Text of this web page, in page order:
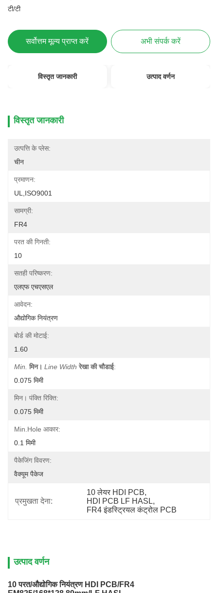
टी/टी
सर्वोत्तम मूल्य प्राप्त करें अभी संपर्क करें
विस्तृत जानकारी उत्पाद वर्णन
विस्तृत जानकारी
उत्पत्ति के प्लेस:
चीन
प्रमाणन:
UL,ISO9001
सामग्री:
FR4
परत की गिनती:
10
सतही परिष्करण:
एलएफ एचएसएल
आवेदन:
औद्योगिक नियंत्रण
बोर्ड की मोटाई:
1.60
Min. मिन। Line Width रेखा की चौडाई:
0.075 मिमी
मिन। पंक्ति रिक्ति:
0.075 मिमी
Min.Hole आकार:
0.1 मिमी
पैकेजिंग विवरण:
वैक्यूम पैकेज
प्रमुखता देना:
10 लेयर HDI PCB,
HDI PCB LF HASL,
FR4 इंडस्ट्रियल कंट्रोल PCB
उत्पाद वर्णन
10 परत/औद्योगिक नियंत्रण HDI PCB/FR4